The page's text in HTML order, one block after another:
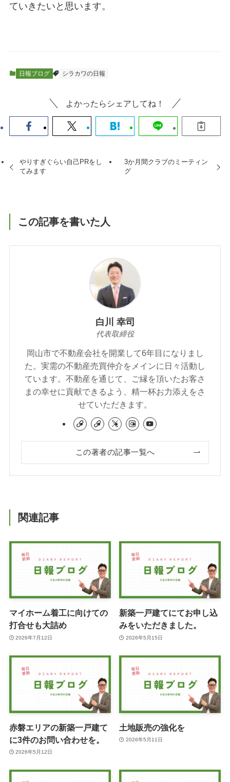
ていきたいと思います。
日報ブログ シラカワの日報
よかったらシェアしてね！
やりすぎぐらい自己PRをし
てみます
3か月間クラブのミーティン
グ
この記事を書いた人
白川 幸司
代表取締役
岡山市で不動産会社を開業して6年目になりまし
た。実需の不動産売買仲介をメインに日々活動し
ています。不動産を通じて、ご縁を頂いたお客さ
まの幸せに貢献できるよう、精一杯お力添えをさ
せていただきます。
この著者の記事一覧へ
関連記事
マイホーム着工に向けての
打合せも大詰め
2026年7月12日
新築一戸建てにてお申し込
みをいただきました。
2026年5月15日
赤磐エリアの新築一戸建て
に3件のお問い合わせを。
2026年5月12日
土地販売の強化を
2026年5月11日